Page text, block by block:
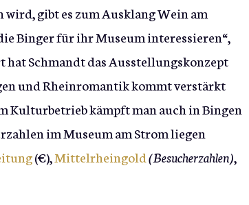
gibt es zum Ausklang Wein am
Binger für ihr Museum interessieren“,
hat Schmandt das Ausstellungskonzept
und Rheinromantik kommt verstärkt
Kulturbetrieb kämpft man auch in Bingen
im Museum am Strom liegen
(€),Mittelrheingold(Besucherzahlen),